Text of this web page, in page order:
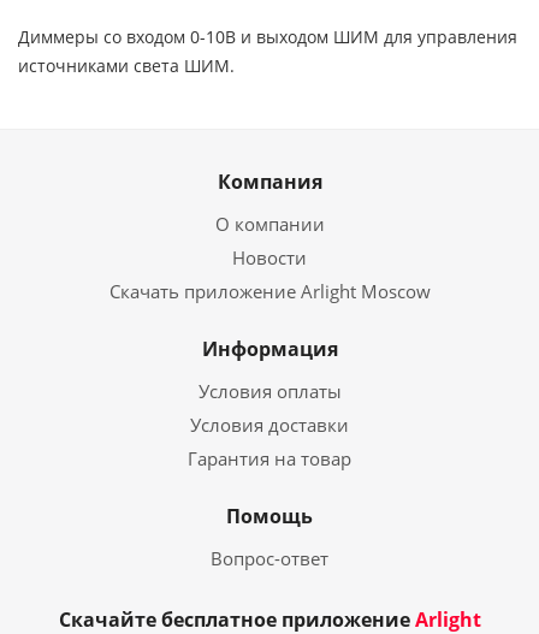
Диммеры со входом 0-10В и выходом ШИМ для управления
источниками света ШИМ.
Компания
О компании
Новости
Скачать приложение Arlight Moscow
Информация
Условия оплаты
Условия доставки
Гарантия на товар
Помощь
Вопрос-ответ
Скачайте бесплатное приложениеArlight